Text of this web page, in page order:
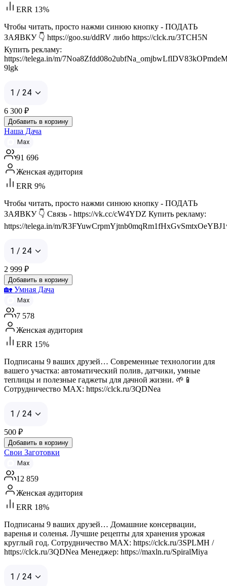
ERR 13%
Чтобы читать, просто нажми синюю кнопку - ПОДАТЬ
ЗАЯВКУ 👇 https://goo.su/ddRV либо https://clck.ru/3TCH5N
Купить рекламу:
https://telega.in/m/
9lgk
1 / 24
6 300 ₽
Добавить в корзину
Наша Дача
Max
91 696
Женская аудитория
ERR 9%
Чтобы читать, просто нажми синюю кнопку - ПОДАТЬ
ЗАЯВКУ 👇 Связь - https://vk.cc/cW4YDZ Купить рекламу:
https://telega.in/m/
1 / 24
2 999 ₽
Добавить в корзину
🏡 Умная Дача
Max
7 578
Женская аудитория
ERR 15%
Подписаны 9 ваших друзей… Современные технологии для
вашего участка: автоматический полив, датчики, умные
теплицы и полезные гаджеты для дачной жизни. 🌱📱
Сотрудничество MAX: https://clck.ru/3QDNea
1 / 24
500 ₽
Добавить в корзину
Свои Заготовки
Max
12 859
Женская аудитория
ERR 18%
Подписаны 9 ваших друзей… Домашние консервации,
варенья и соленья. Лучшие рецепты для хранения урожая
круглый год. Сотрудничество MAX: https://clck.ru/3SPLMH /
https://clck.ru/3QDNea Менеджер: https://maxln.ru/SpiralMiya
1 / 24